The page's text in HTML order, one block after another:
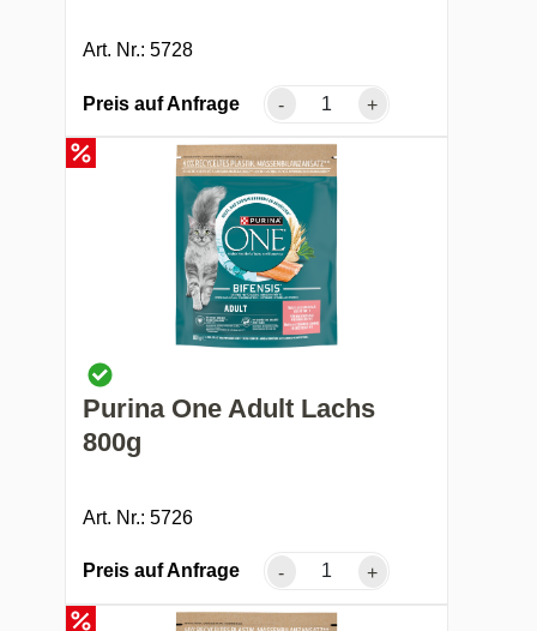
Art. Nr.: 5728
Preis auf Anfrage - +
Purina One Adult Lachs
800g
Art. Nr.: 5726
Preis auf Anfrage - +